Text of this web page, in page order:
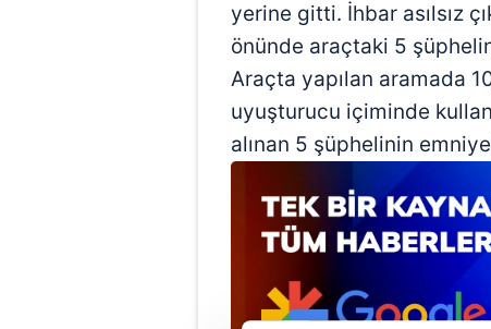
yerine gitti. İhbar asılsız
önünde araçtaki 5
Araçta yapılan aramada
uyuşturucu içiminde
alınan 5 şüphelinin